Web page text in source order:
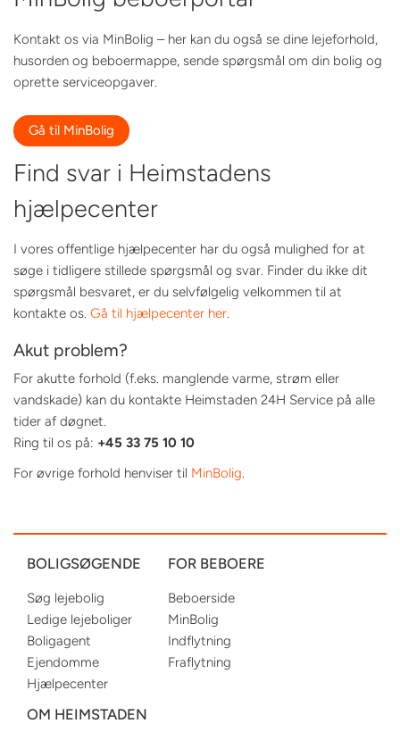
Kontakt os via MinBolig – her kan du også se dine lejeforhold,
husorden og beboermappe, sende spørgsmål om din bolig og
oprette serviceopgaver.
Gå til MinBolig
Find svar i Heimstadens
hjælpecenter
I vores offentlige hjælpecenter har du også mulighed for at
søge i tidligere stillede spørgsmål og svar. Finder du ikke dit
spørgsmål besvaret, er du selvfølgelig velkommen til at
kontakte os. Gå til hjælpecenter her.
Akut problem?
For akutte forhold (f.eks. manglende varme, strøm eller
vandskade) kan du kontakte Heimstaden 24H Service på alle
tider af døgnet.
Ring til os på: +45 33 75 10 10
For øvrige forhold henviser til MinBolig.
BOLIGSØGENDE
Søg lejebolig
Ledige lejeboliger
Boligagent
Ejendomme
Hjælpecenter
FOR BEBOERE
Beboerside
MinBolig
Indflytning
Fraflytning
OM HEIMSTADEN